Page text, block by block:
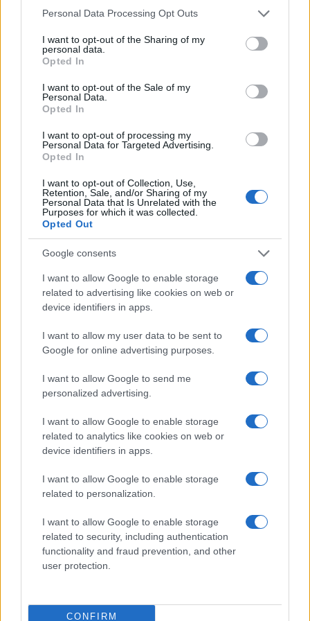
Please note that this website/app uses one or more Google
not limited to your visit or usage behaviour. You may click to
grant or deny consent to Google and its third-party tags to
use your data for below specified purposes in below Google
consent section.
Personal Data Processing Opt Outs
I want to opt-out of the Sharing of my
personal data.
Opted In
I want to opt-out of the Sale of my
Personal Data.
Opted In
I want to opt-out of processing my
Personal Data for Targeted Advertising.
Opted In
I want to opt-out of Collection, Use,
Retention, Sale, and/or Sharing of my
Personal Data that Is Unrelated with the
Purposes for which it was collected.
Opted Out
Google consents
I want to allow Google to enable storage
related to advertising like cookies on web or
device identifiers in apps.
I want to allow my user data to be sent to
Google for online advertising purposes.
I want to allow Google to send me
personalized advertising.
I want to allow Google to enable storage
related to analytics like cookies on web or
device identifiers in apps.
I want to allow Google to enable storage
related to personalization.
I want to allow Google to enable storage
related to security, including authentication
functionality and fraud prevention, and other
user protection.
CONFIRM
– Πακιστάν – Τουρκίας – Υπογράφεται
σήμερα
ΕΛΙΑΜΕΠ: Ο οδηγός GEMS φωτίζει τους
ΣΑΝ ΣΗΜΕΡΑ – 6 Αυγούστου 1870:
Μάχες του Spicheren και του Wörth, ο
γερμανικός στρατός διαλύει τους
Γάλλους
SNCASE SE.5000 Baroudeur: το γαλλικό
μαχητικό που… ξέχασε τους τροχούς
προσγείωσης
Litening: Η Αμερικανική Αεροπορία
επενδύει σε ένα από τα πλέον
διαδεδομένα ατρακτίδια στοχοποίησης
19:20